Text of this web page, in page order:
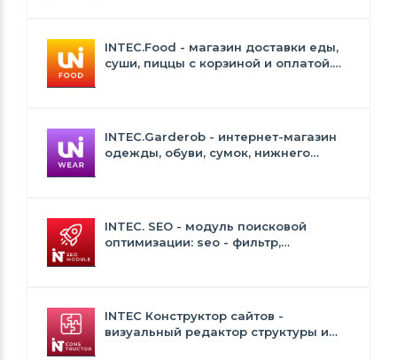
INTEC.Food - магазин доставки еды,
суши, пиццы с корзиной и оплатой.
INTEC.Garderob - интернет-магазин
одежды, обуви, сумок, нижнего
INTEC. SEO - модуль поисковой
оптимизации: seo - фильтр,
INTEC Конструктор сайтов -
визуальный редактор структуры и